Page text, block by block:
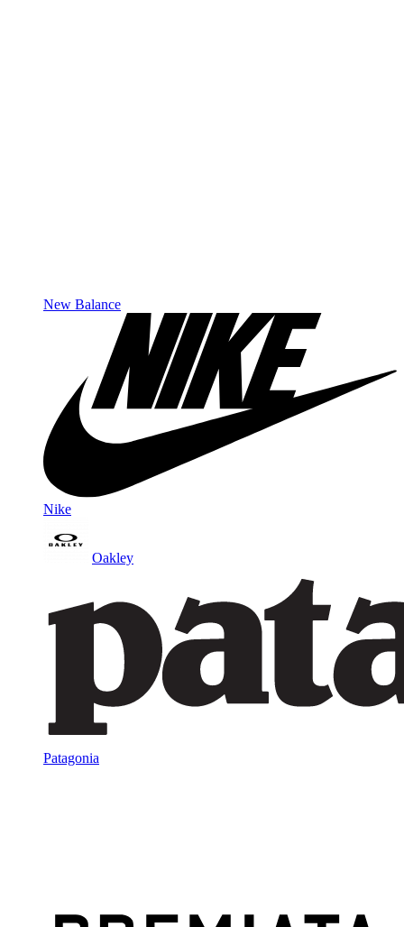
New Balance
Nike
Oakley
Patagonia